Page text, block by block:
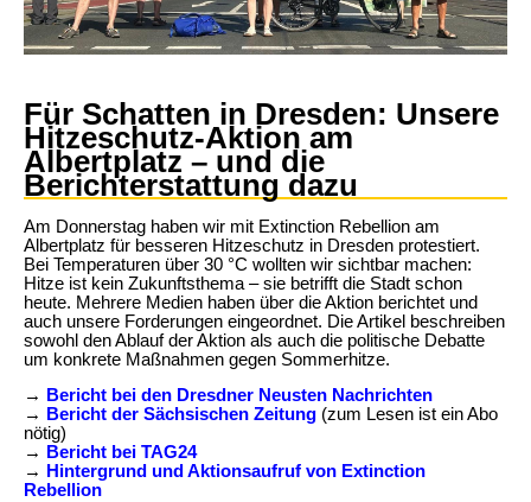
Für Schatten in Dresden: Unsere
Hitzeschutz-Aktion am
Albertplatz – und die
Berichterstattung dazu
Am Donnerstag haben wir mit Extinction Rebellion am
Albertplatz für besseren Hitzeschutz in Dresden protestiert.
Bei Temperaturen über 30 °C wollten wir sichtbar machen:
Hitze ist kein Zukunftsthema – sie betrifft die Stadt schon
heute. Mehrere Medien haben über die Aktion berichtet und
auch unsere Forderungen eingeordnet. Die Artikel beschreiben
sowohl den Ablauf der Aktion als auch die politische Debatte
um konkrete Maßnahmen gegen Sommerhitze.
→
Bericht bei den Dresdner Neusten Nachrichten
→
Bericht der Sächsischen Zeitung (zum Lesen ist ein Abo
nötig)
→
Bericht bei TAG24
→
Hintergrund und Aktionsaufruf von Extinction
Rebellion